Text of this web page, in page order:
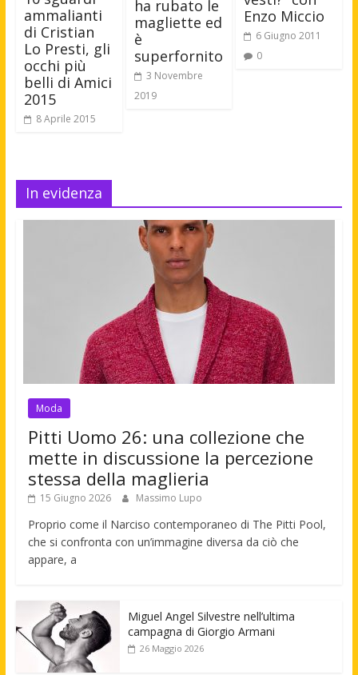
ammalianti
di Cristian
Lo Presti, gli
occhi più
belli di Amici
2015
8 Aprile 2015
ha rubato le
magliette ed
è
superfornito
3 Novembre
2019
Enzo Miccio
6 Giugno 2011
0
In evidenza
Moda
Pitti Uomo 26: una collezione che
mette in discussione la percezione
stessa della maglieria
15 Giugno 2026 Massimo Lupo
Proprio come il Narciso contemporaneo di The Pitti Pool,
che si confronta con un’immagine diversa da ciò che
appare, a
Miguel Angel Silvestre nell’ultima
campagna di Giorgio Armani
26 Maggio 2026